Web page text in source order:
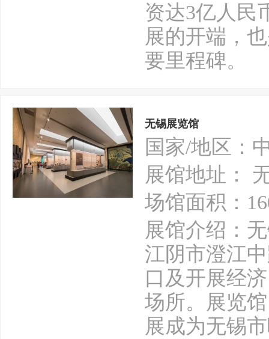
资达3亿人民
展的开端，
要里程碑。
无锡展览馆
国家/地区：
展馆地址：
场馆面积：
展馆介绍：
江阴市澄江
口及开展经
场所。展览
展成为无锡